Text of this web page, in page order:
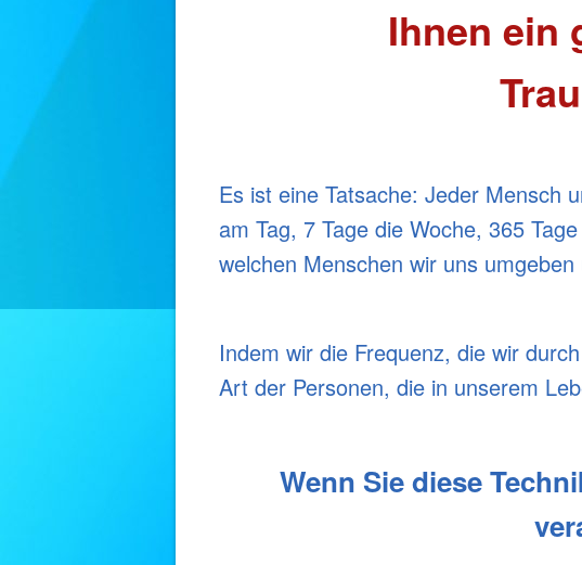
Ihnen ein
Es ist eine Tatsache: Jeder Mensch
am Tag, 7 Tage die Woche, 365
welchen Menschen wir uns
Indem wir die Frequenz, die wir
Art der Personen, die in unserem
Wenn Sie diese